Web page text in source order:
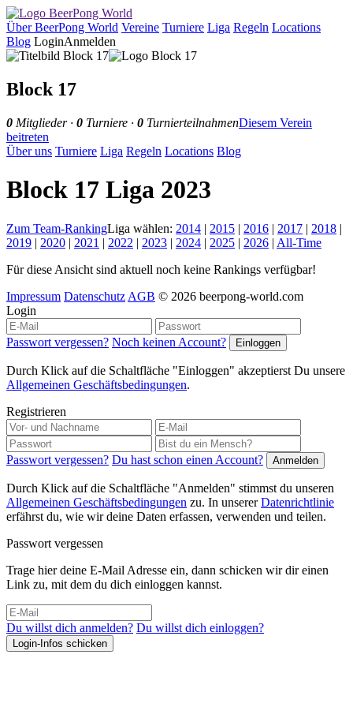
Über BeerPong World Vereine Turniere Liga Regeln Locations
Blog LoginAnmelden
Block 17
0 Mitglieder · 0 Turniere · 0 TurnierteilnahmenDiesem Verein
beitreten
Über uns Turniere Liga Regeln Locations Blog
Block 17 Liga 2023
Zum Team-RankingLiga wählen: 2014 | 2015 | 2016 | 2017 | 2018 |
2019 | 2020 | 2021 | 2022 | 2023 | 2024 | 2025 | 2026 | All-Time
Für diese Ansicht sind aktuell noch keine Rankings verfügbar!
Impressum Datenschutz AGB © 2026 beerpong-world.com
Login
Passwort vergessen? Noch keinen Account?
Durch Klick auf die Schaltfläche "Einloggen" akzeptierst Du unsere
Allgemeinen Geschäftsbedingungen.
Registrieren
Passwort vergessen? Du hast schon einen Account?
Durch Klick auf die Schaltfläche "Anmelden" stimmst du unseren
Allgemeinen Geschäftsbedingungen zu. In unsererDatenrichtlinie
erfährst du, wie wir deine Daten erfassen, verwenden und teilen.
Passwort vergessen
Trage hier deine E-Mail Adresse ein, dann schicken wir dir einen
Link zu, mit dem du dich einloggen kannst.
Du willst dich anmelden? Du willst dich einloggen?